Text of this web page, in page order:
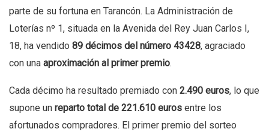
parte de su fortuna en Tarancón. La Administración de
Loterías nº 1, situada en la Avenida del Rey Juan Carlos I,
18, ha vendido 89 décimos del número 43428, agraciado
con una aproximación al primer premio.
Cada décimo ha resultado premiado con 2.490 euros, lo que
supone un reparto total de 221.610 euros entre los
afortunados compradores. El primer premio del sorteo